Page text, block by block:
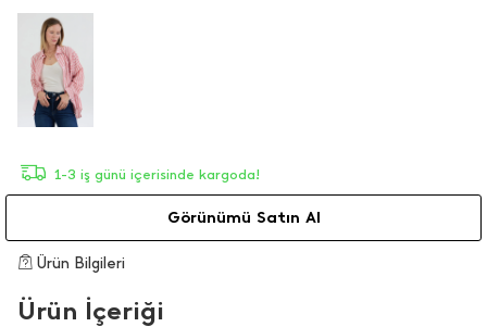
1-3 iş günü içerisinde kargoda!
Görünümü Satın Al
Ürün Bilgileri
Ürün İçeriği